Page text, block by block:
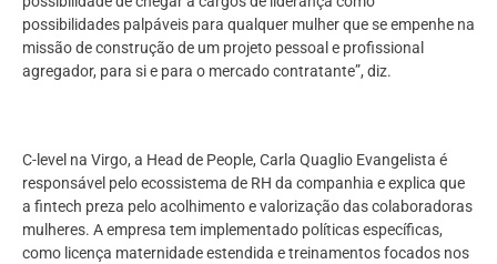
possibilidades palpáveis para qualquer mulher que se empenhe na
missão de construção de um projeto pessoal e profissional
agregador, para si e para o mercado contratante”, diz.
C-level na Virgo, a Head de People, Carla Quaglio Evangelista é
responsável pelo ecossistema de RH da companhia e explica que
a fintech preza pelo acolhimento e valorização das colaboradoras
mulheres. A empresa tem implementado políticas específicas,
como licença maternidade estendida e treinamentos focados nos